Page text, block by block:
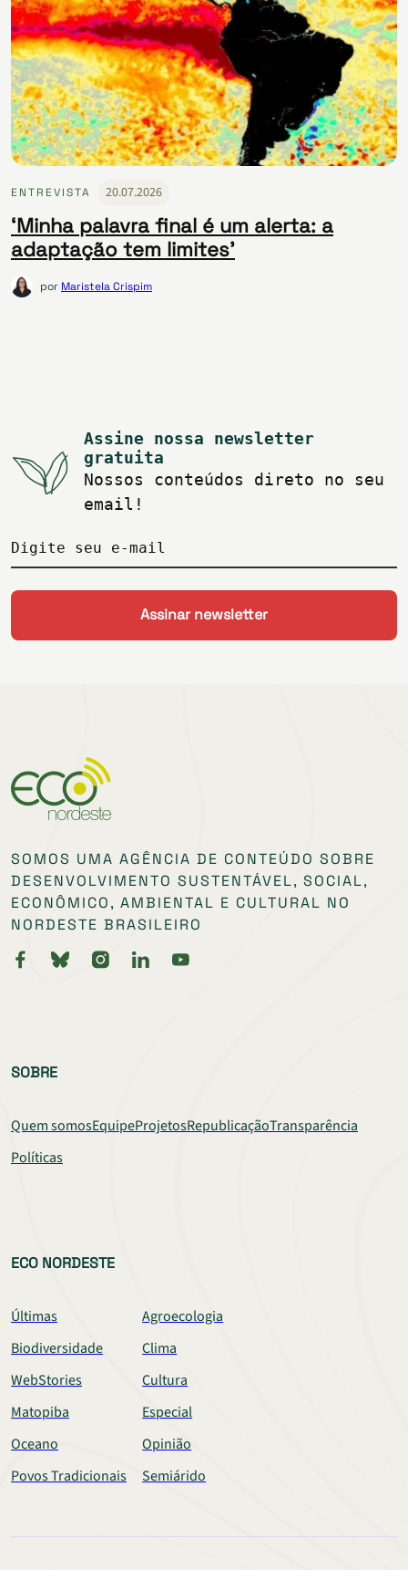
ENTREVISTA 20.07.2026
‘Minha palavra final é um alerta: a
adaptação tem limites’
por Maristela Crispim
Assine nossa newsletter
gratuita
Nossos conteúdos direto no seu
email!
Digite seu e-mail
SOMOS UMA AGÊNCIA DE CONTEÚDO SOBRE
DESENVOLVIMENTO SUSTENTÁVEL, SOCIAL,
ECONÔMICO, AMBIENTAL E CULTURAL NO
NORDESTE BRASILEIRO
SOBRE
Quem somosEquipeProjetosRepublicaçãoTransparência
Políticas
ECO NORDESTE
Últimas
Agroecologia
Biodiversidade
Clima
WebStories
Cultura
Matopiba
Especial
Oceano
Opinião
Povos Tradicionais
Semiárido